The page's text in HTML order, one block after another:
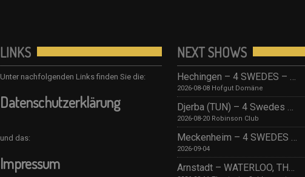
LINKS
Unter nachfolgenden Links finden Sie die:
Datenschutzerklärung
und das:
Impressum
NEXT SHOWS
Hechingen – 4 SWEDES – Tribute to ABBA/ Hofgut Domäne
2026-08-08 Hofgut Domäne
Djerba (TUN) – 4 Swedes – Robinson Djerba Bahia
2026-08-20 Robinson Club
Meckenheim – 4 SWEDES – TBA
2026-09-04
Arnstadt – WATERLOO, THE ABBA SHOW (by 4 Swedes – A Tribute To Abba) mit Streichquartett